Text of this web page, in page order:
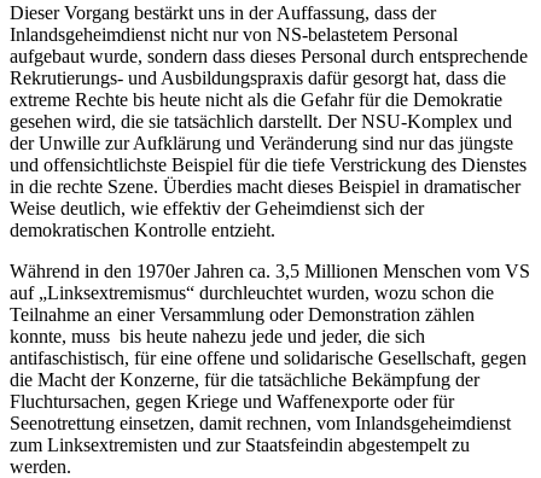
Dieser Vorgang bestärkt uns in der Auffassung, dass der
Inlandsgeheimdienst nicht nur von NS-belastetem Personal
aufgebaut wurde, sondern dass dieses Personal durch entsprechende
Rekrutierungs- und Ausbildungspraxis dafür gesorgt hat, dass die
extreme Rechte bis heute nicht als die Gefahr für die Demokratie
gesehen wird, die sie tatsächlich darstellt. Der NSU-Komplex und
der Unwille zur Aufklärung und Veränderung sind nur das jüngste
und offensichtlichste Beispiel für die tiefe Verstrickung des Dienstes
in die rechte Szene. Überdies macht dieses Beispiel in dramatischer
Weise deutlich, wie effektiv der Geheimdienst sich der
demokratischen Kontrolle entzieht.
Während in den 1970er Jahren ca. 3,5 Millionen Menschen vom VS
auf „Linksextremismus“ durchleuchtet wurden, wozu schon die
Teilnahme an einer Versammlung oder Demonstration zählen
konnte, muss bis heute nahezu jede und jeder, die sich
antifaschistisch, für eine offene und solidarische Gesellschaft, gegen
die Macht der Konzerne, für die tatsächliche Bekämpfung der
Fluchtursachen, gegen Kriege und Waffenexporte oder für
Seenotrettung einsetzen, damit rechnen, vom Inlandsgeheimdienst
zum Linksextremisten und zur Staatsfeindin abgestempelt zu
werden.